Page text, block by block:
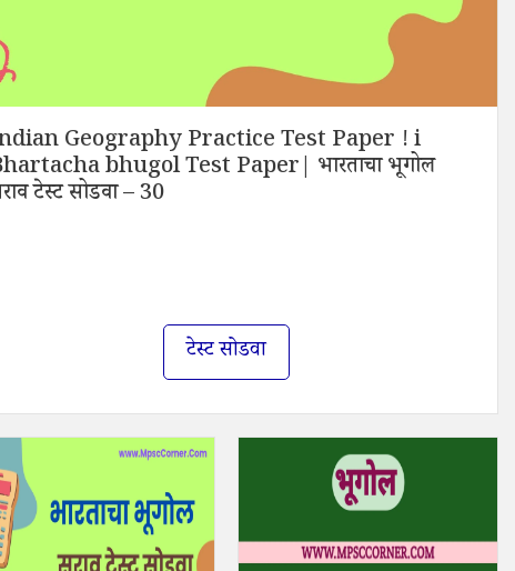
Geography Practice Test Paper ! i
bhugol Test Paper| भारताचा भूगोल
टेस्ट सोडवा – 30
टेस्ट सोडवा